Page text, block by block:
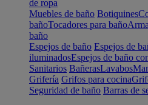
de ropa
Muebles de baño Botiquines
bañoTocadores para baño
baño
Espejos de baño Espejos de
iluminadosEspejos de baño
Sanitarios BañerasLavabos
Grifería Grifos para cocina
Seguridad de baño Barras de